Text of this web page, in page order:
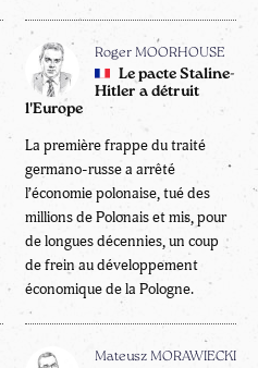
Roger MOORHOUSE
Le pacte Staline-
Hitler a détruit
l'Europe
La première frappe du traité
germano-russe a arrêté
l’économie polonaise, tué des
millions de Polonais et mis, pour
de longues décennies, un coup
de frein au développement
économique de la Pologne.
Mateusz MORAWIECKI